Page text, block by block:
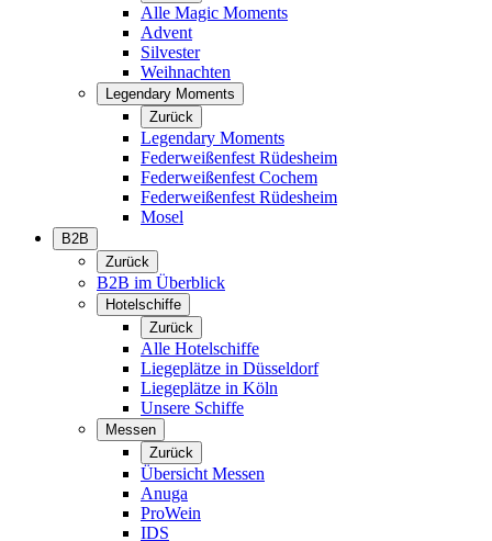
Alle Magic Moments
Advent
Silvester
Weihnachten
Legendary Moments
Zurück
Legendary Moments
Federweißenfest Rüdesheim
Federweißenfest Cochem
Federweißenfest Rüdesheim
Mosel
B2B
Zurück
B2B im Überblick
Hotelschiffe
Zurück
Alle Hotelschiffe
Liegeplätze in Düsseldorf
Liegeplätze in Köln
Unsere Schiffe
Messen
Zurück
Übersicht Messen
Anuga
ProWein
IDS